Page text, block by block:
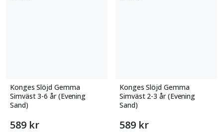
Konges Slöjd Gemma
Simväst 3-6 år (Evening
Sand)
589 kr
Konges Slöjd Gemma
Simväst 2-3 år (Evening
Sand)
589 kr